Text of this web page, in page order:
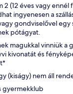
2 (12 éves vagy
ingyenesen a
gondviselővel egy
pótágyat.
magukkal vinniük a
kivonatát és
(kiságy) nem áll
gyermekklub